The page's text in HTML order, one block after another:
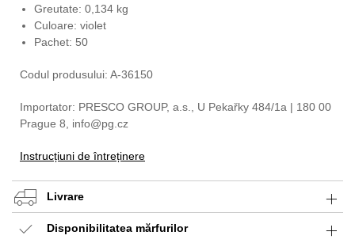
Greutate: 0,134 kg
Culoare: violet
Pachet: 50
Codul produsului: A-36150
Importator: PRESCO GROUP, a.s., U Pekařky 484/1a | 180 00
Prague 8, info@pg.cz
Instrucțiuni de întreținere
Livrare
Disponibilitatea mărfurilor